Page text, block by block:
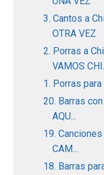
3. Cantos a
OTRA VEZ
2. Porras a
VAMOS
1. Porras
20. Barras
AQU...
19.
CAM...
18. Barras